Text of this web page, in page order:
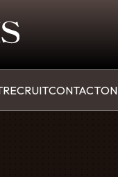
RECRUITCONTACT